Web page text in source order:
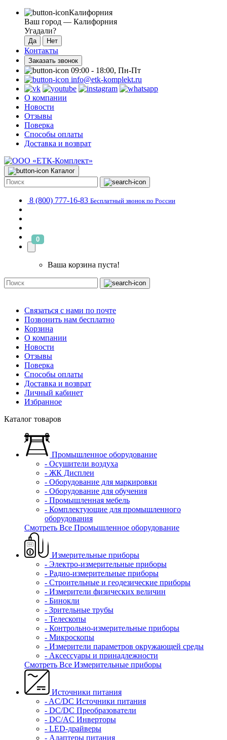
Калифорния
Ваш город — Калифорния
Угадали?
Контакты
Заказать звонок
09:00 - 18:00, Пн-Пт
info@etk-komplekt.ru
О компании
Новости
Отзывы
Поверка
Способы оплаты
Доставка и возврат
Каталог
8 (800) 777-16-83 Бесплатный звонок по России
0
Ваша корзина пуста!
Связаться с нами по почте
Позвонить нам бесплатно
Корзина
О компании
Новости
Отзывы
Поверка
Способы оплаты
Доставка и возврат
Личный кабинет
Избранное
Каталог товаров
Промышленное оборудование
- Осушители воздуха
- ЖК Дисплеи
- Оборудование для маркировки
- Оборудование для обучения
- Промышленная мебель
- Комплектующие для промышленного
оборудования
Смотреть Все Промышленное оборудование
Измерительные приборы
- Электро-измерительные приборы
- Радио-измерительные приборы
- Строительные и геодезические приборы
- Измерители физических величин
- Бинокли
- Зрительные трубы
- Телескопы
- Контрольно-измерительные приборы
- Микроскопы
- Измерители параметров окружающей среды
- Аксессуары и принадлежности
Смотреть Все Измерительные приборы
Источники питания
- AC/DC Источники питания
- DC/DC Преобразователи
- DC/AC Инверторы
- LED-драйверы
- Адаптеры питания